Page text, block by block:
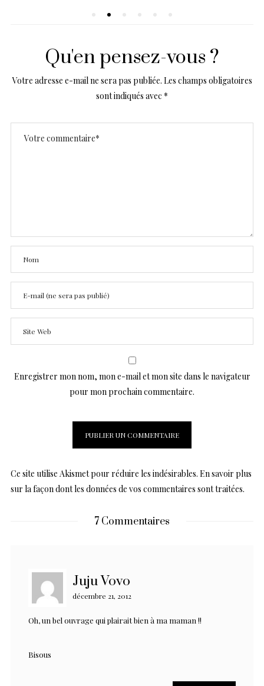
Qu'en pensez-vous ?
Votre adresse e-mail ne sera pas publiée. Les champs obligatoires
sont indiqués avec *
Enregistrer mon nom, mon e-mail et mon site dans le navigateur
pour mon prochain commentaire.
Ce site utilise Akismet pour réduire les indésirables. En savoir plus
sur la façon dont les données de vos commentaires sont traitées.
7 Commentaires
Juju Vovo
décembre 21, 2012
Oh, un bel ouvrage qui plairait bien à ma maman !!
Bisous